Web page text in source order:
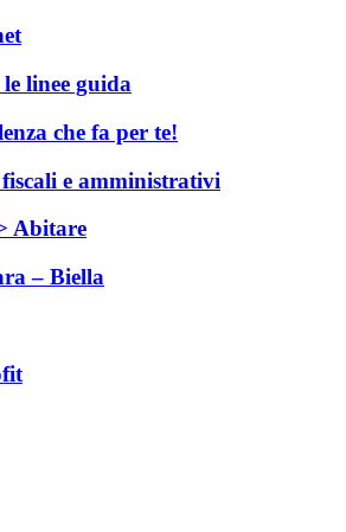
linee guida
che fa per te!
e amministrativi
Abitare
– Biella